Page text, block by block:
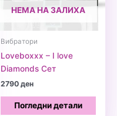
НЕМА НА ЗАЛИХА
Вибратори
Loveboxxx – I love
Diamonds Сет
2790ден
Погледни детали